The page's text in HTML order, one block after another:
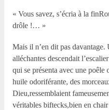
« Vous savez, s’écria à la
drôle !… »
Mais il n’en dit pas davantage.
alléchantes descendait
qui se présenta avec une poêle
huile odoriférante, des
Dieu,ressemblaient
véritables biftecks,bien en